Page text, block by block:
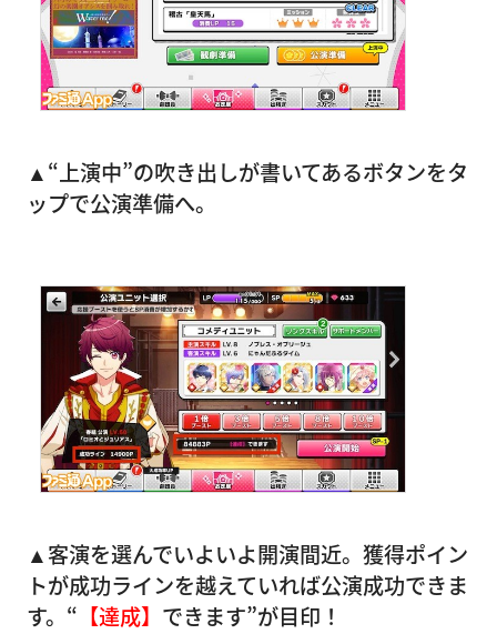
▲“上演中”の吹き出しが書いてあるボタンをタ
ップで公演準備へ。
▲客演を選んでいよいよ開演間近。獲得ポイン
トが成功ラインを越えていれば公演成功できま
す。“ 【達成】 できます”が目印！